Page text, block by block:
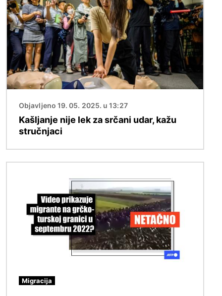
Objavljeno 19. 05. 2025. u 13:27
Kašljanje nije lek za srčani udar, kažu
stručnjaci
Migracija